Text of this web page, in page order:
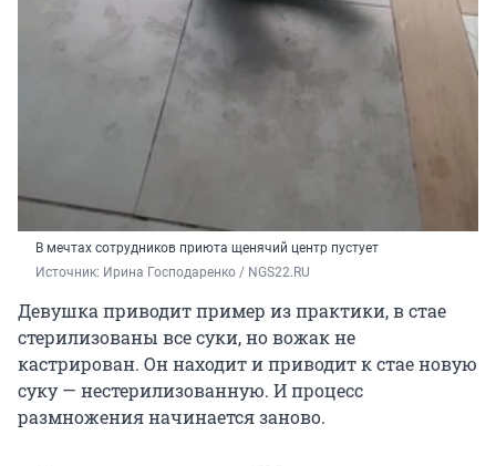
В мечтах сотрудников приюта щенячий центр пустует
Источник: Ирина Господаренко / NGS22.RU
Девушка приводит пример из практики, в стае
стерилизованы все суки, но вожак не
кастрирован. Он находит и приводит к стае новую
суку — нестерилизованную. И процесс
размножения начинается заново.